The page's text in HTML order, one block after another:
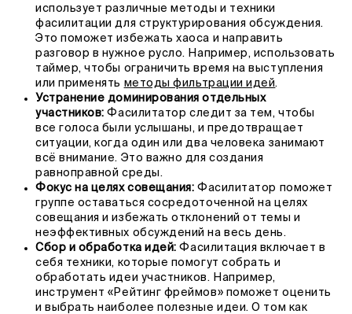
использует различные методы и техники
фасилитации для структурирования обсуждения.
Это поможет избежать хаоса и направить
разговор в нужное русло. Например, использовать
таймер, чтобы ограничить время на выступления
или применять методы фильтрации идей.
Устранение доминирования отдельных
участников: Фасилитатор следит за тем, чтобы
все голоса были услышаны, и предотвращает
ситуации, когда один или два человека занимают
всё внимание. Это важно для создания
равноправной среды.
Фокус на целях совещания: Фасилитатор поможет
группе оставаться сосредоточенной на целях
совещания и избежать отклонений от темы и
неэффективных обсуждений на весь день.
Сбор и обработка идей: Фасилитация включает в
себя техники, которые помогут собрать и
обработать идеи участников. Например,
инструмент «Рейтинг фреймов» поможет оценить
и выбрать наиболее полезные идеи. О том как